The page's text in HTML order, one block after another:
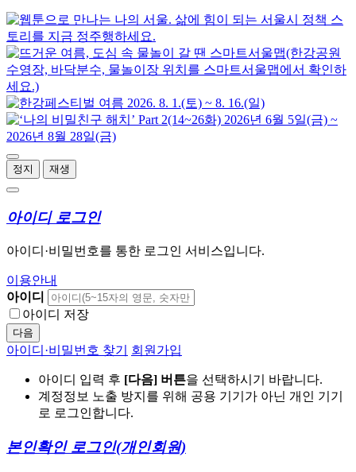
정지 재생
아이디 로그인
아이디·비밀번호를 통한 로그인 서비스입니다.
이용안내
아이디
아이디 저장
다음
아이디·비밀번호 찾기 회원가입
아이디 입력 후 [다음] 버튼을 선택하시기 바랍니다.
계정정보 노출 방지를 위해 공용 기기가 아닌 개인 기기
로 로그인합니다.
본인확인 로그인(개인회원)